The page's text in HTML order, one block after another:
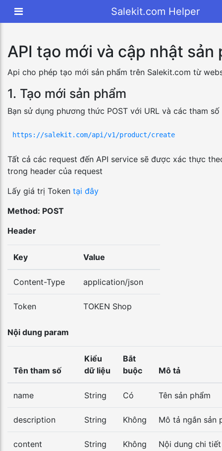
Salekit.com Helper
API tạo mới và cập nhật sản
Api cho phép tạo mới sản phẩm trên Salekit.com từ
1. Tạo mới sản phẩm
Bạn sử dụng phương thức POST với URL và các tham
https://salekit.com/api/v1/product/create
Tất cả các request đến API service sẽ được xác thực
trong header của request
Lấy giá trị Token tại đây
Method: POST
Header
Key Value
Content-Type application/json
Token TOKEN Shop
Nội dung param
Tên tham số
Kiểu
dữ liệu
Bắt
buộc
Mô tả
name String Có Tên sản phẩm
description String Không Mô tả ngắn sản
content String Không Nội dung chi